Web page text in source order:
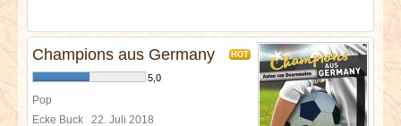
Champions aus Germany HOT
5,0
Pop
Ecke Buck 22. Juli 2018